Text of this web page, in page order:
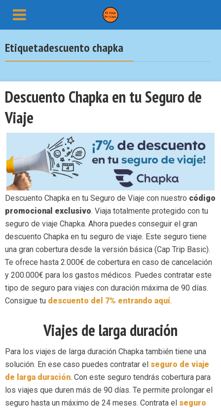
Etiquetadescuento chapka
Descuento Chapka en tu Seguro de
Viaje
Descuento Chapka en tu Seguro de Viaje con nuestro código
promocional exclusivo. Viaja totalmente protegido con tu
seguro de viaje Chapka. Ahora puedes conseguir el gran
descuento Chapka en tu seguro de viaje. Este seguro tiene
una gran cobertura desde la versión básica (Cap Trip Basic).
Te ofrece hasta 2.000€ de cobertura en caso de cancelación
y 200.000€ para los gastos médicos. Puedes contratar este
tipo de seguro para viajes con duración máxima de 90 días.
Consigue tu descuento del 7% entrando aquí.
Viajes de larga duración
Para los viajes de larga duración Chapka también tiene una
solución. En ese caso puedes contratar el seguro de viaje
de larga duración. Con este seguro tendrás cobertura para
los viajes que duren más de 90 días. Te permite prolongar el
seguro hasta un máximo de 24 meses. Contrata el seguro